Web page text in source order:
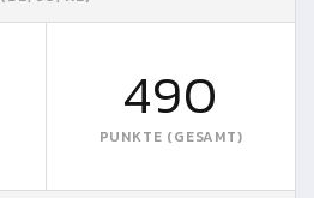
490
PUNKTE (GESAMT)